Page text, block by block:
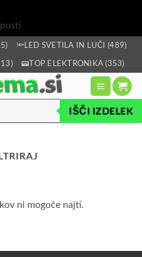
🔦LED SVETILA IN LUČI (489)
📟TOP ELEKTRONIKA (353)
IŠČI IZDELEK
ni mogoče najti.